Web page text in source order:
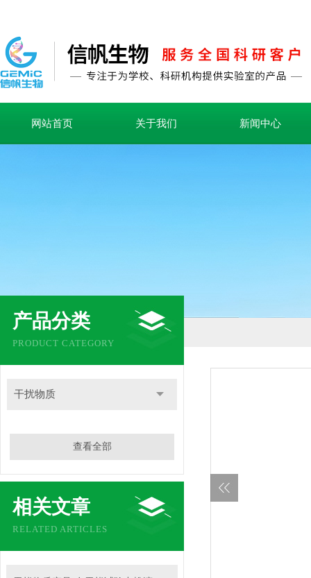
网站首页 关于我们 新闻中心
产品分类
PRODUCT CATEGORY
干扰物质
查看全部
相关文章
RELATED ARTICLES